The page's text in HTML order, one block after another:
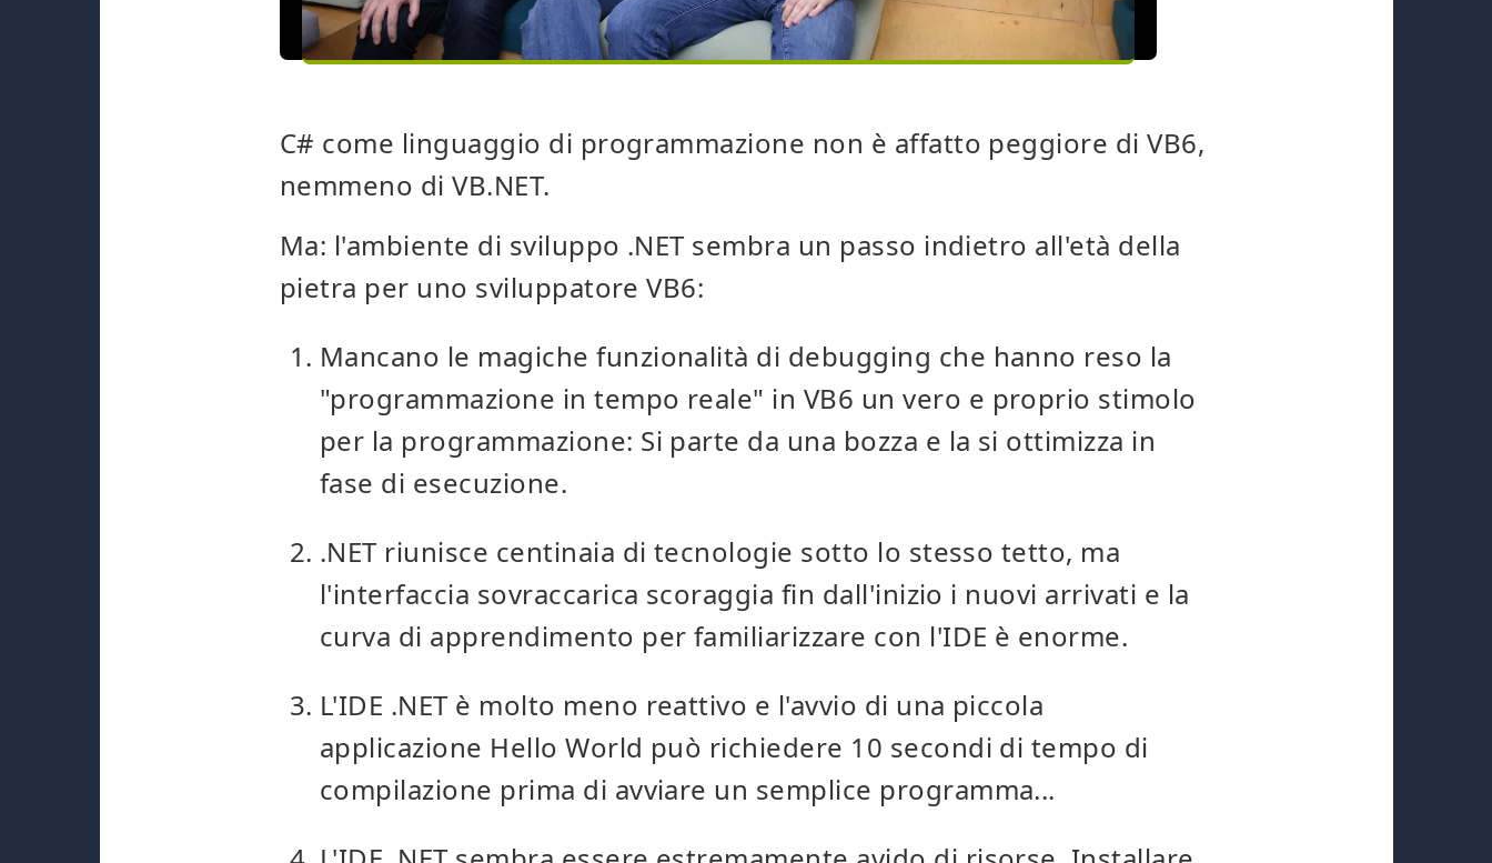
C# come linguaggio di programmazione non è affatto peggiore di VB6,
nemmeno di VB.NET.
Ma: l'ambiente di sviluppo .NET sembra un passo indietro all'età della
pietra per uno sviluppatore VB6:
Mancano le magiche funzionalità di debugging che hanno reso la
"programmazione in tempo reale" in VB6 un vero e proprio stimolo
per la programmazione: Si parte da una bozza e la si ottimizza in
fase di esecuzione.
.NET riunisce centinaia di tecnologie sotto lo stesso tetto, ma
l'interfaccia sovraccarica scoraggia fin dall'inizio i nuovi arrivati e la
curva di apprendimento per familiarizzare con l'IDE è enorme.
L'IDE .NET è molto meno reattivo e l'avvio di una piccola
applicazione Hello World può richiedere 10 secondi di tempo di
compilazione prima di avviare un semplice programma...